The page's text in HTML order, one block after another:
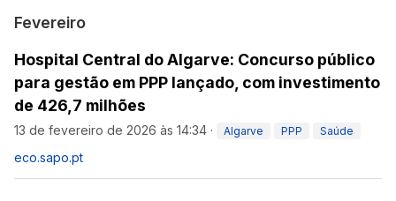
Fevereiro
Hospital Central do Algarve: Concurso público
para gestão em PPP lançado, com investimento
de 426,7 milhões
13 de fevereiro de 2026 às 14:34 · Algarve PPP Saúde
eco.sapo.pt